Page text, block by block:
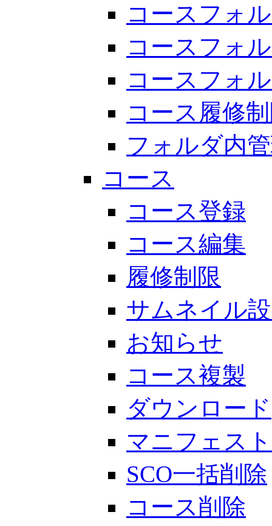
コースフォ
コースフォ
コースフォ
コース履修
フォルダ内
コース
コース登録
コース編集
履修制限
サムネイル
お知らせ
コース複製
ダウンロード
マニフェス
SCO一括削除
コース削除